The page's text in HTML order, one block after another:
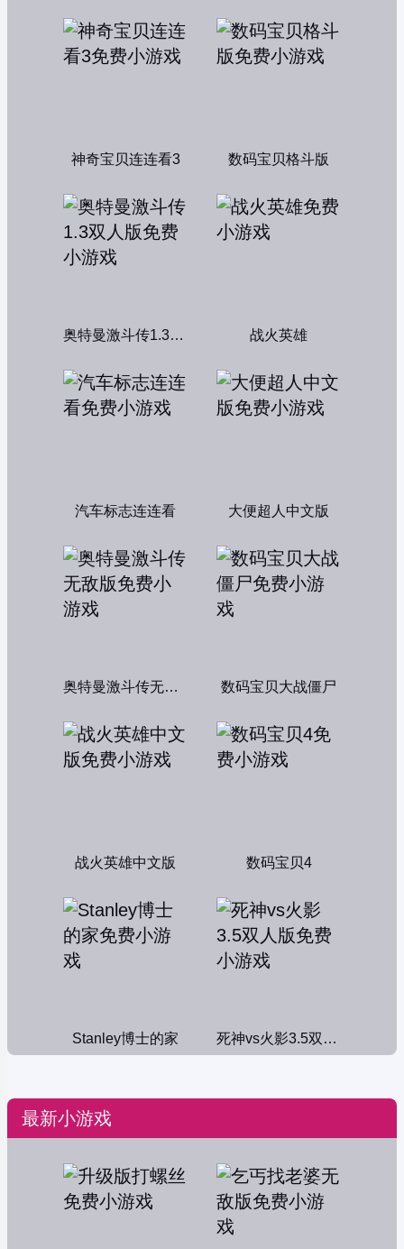
神奇宝贝连连看3 数码宝贝格斗版
奥特曼激斗传1.3双人版 战火英雄
汽车标志连连看 大便超人中文版
奥特曼激斗传无敌版 数码宝贝大战僵尸
战火英雄中文版 数码宝贝4
Stanley博士的家 死神vs火影3.5双人版
最新小游戏